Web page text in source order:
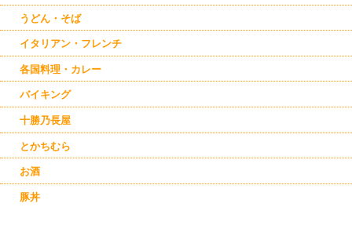
うどん・そば
イタリアン・フレンチ
各国料理・カレー
バイキング
十勝乃長屋
とかちむら
お酒
豚丼